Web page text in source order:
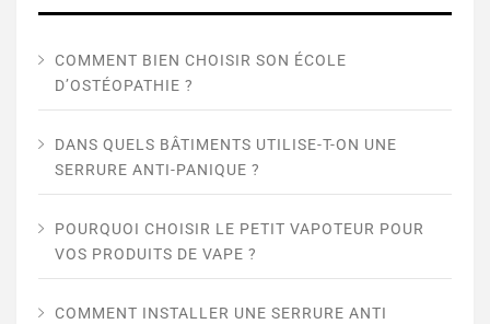
COMMENT BIEN CHOISIR SON ÉCOLE
D’OSTÉOPATHIE ?
DANS QUELS BÂTIMENTS UTILISE-T-ON UNE
SERRURE ANTI-PANIQUE ?
POURQUOI CHOISIR LE PETIT VAPOTEUR POUR
VOS PRODUITS DE VAPE ?
COMMENT INSTALLER UNE SERRURE ANTI